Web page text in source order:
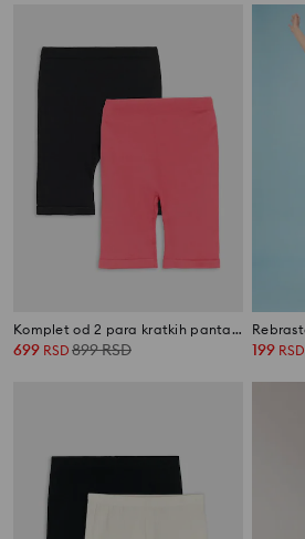
Komplet od 2 para kratkih pantalona
699 RSD 899RSD 199 RSD